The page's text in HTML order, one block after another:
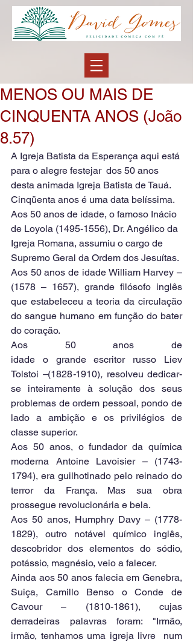
MENOS OU MAIS DE
CINQUENTA ANOS (João
8.57)
A Igreja Batista da Esperança aqui está
para o alegre festejar  dos 50 anos
desta animada Igreja Batista de Tauá.
Cinqüenta anos é uma data belíssima.
Aos 50 anos de idade, o famoso Inácio
de Loyola (1495-1556), Dr. Angélico da
Igreja Romana, assumiu o cargo de
Supremo Geral da Ordem dos Jesuítas.
Aos 50 anos de idade William Harvey –
(1578 – 1657), grande filósofo inglês
que estabeleceu a teoria da circulação
do sangue humano em função do bater
do coração.
Aos
50 anos
de
idade
o grande escritor russo
Liev
Tolstoi –(1828-1910), resolveu dedicar-
se inteiramente à solução dos seus
problemas de ordem pessoal, pondo de
lado a ambição e os privilégios de
classe superior.
Aos 50 anos, o fundador da química
moderna Antoine Lavoisier – (1743-
1794), era guilhotinado pelo reinado do
terror da França. Mas sua obra
prossegue revolucionária e bela.
Aos 50 anos, Humphry Davy – (1778-
1829), outro notável químico inglês,
descobridor dos elementos do sódio,
potássio, magnésio, veio a falecer.
Ainda aos 50 anos falecia em Genebra,
Suiça, Camillo Benso o Conde de
Cavour – (1810-1861), cujas
derradeiras palavras foram: "Irmão,
irmão, tenhamos uma igreja livre  num